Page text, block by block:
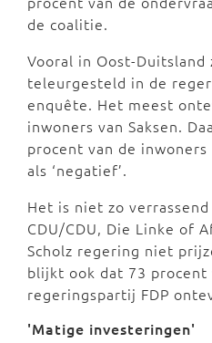
de coalitie.
Vooral in Oost-Duitsland
teleurgesteld in de
enquête. Het meest
inwoners van Saksen.
procent van de
als ‘negatief’.
Het is niet zo
CDU/CDU, Die Linke of
Scholz regering niet
blijkt ook dat 73 procent
regeringspartij FDP
'Matige investeringen'